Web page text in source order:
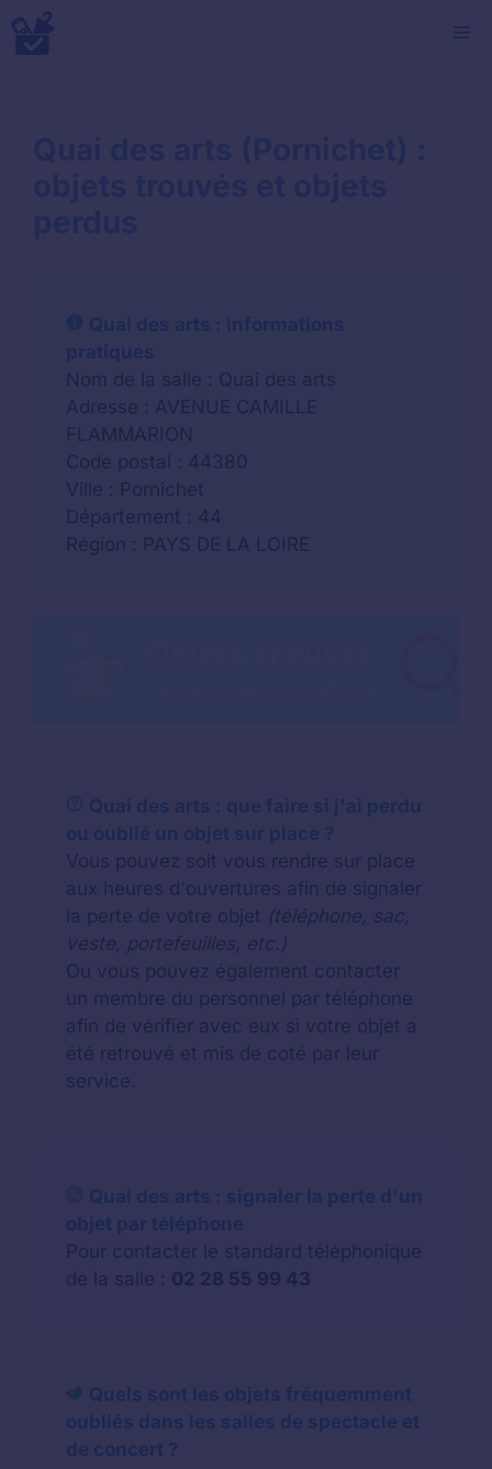
Aller
au
Quai des arts : que faire si j'ai perdu
ou oublié un objet sur place ?
Vous pouvez soit vous rendre sur place
aux heures d'ouvertures afin de signaler
la perte de votre objet (téléphone, sac,
veste, portefeuilles, etc.)
Ou vous pouvez également contacter
un membre du personnel par téléphone
afin de vérifier avec eux si votre objet a
été retrouvé et mis de coté par leur
service.
Quels sont les objets fréquemment
oubliés dans les salles de spectacle et
de concert ?